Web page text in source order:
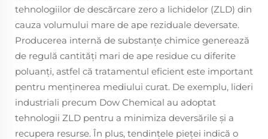
tehnologiilor de descărcare zero a lichidelor (ZLD) din
cauza volumului mare de ape reziduale deversate.
Producerea internă de substanțe chimice generează
de regulă cantități mari de ape residue cu diferite
poluanți, astfel că tratamentul eficient este important
pentru menținerea mediului curat. De exemplu, lideri
industriali precum Dow Chemical au adoptat
tehnologii ZLD pentru a minimiza deversările și a
recupera resurse. În plus, tendințele pieței indică o